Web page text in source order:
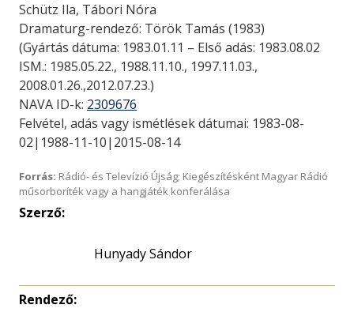
Schütz Ila, Tábori Nóra
Dramaturg-rendező: Török Tamás (1983)
(Gyártás dátuma: 1983.01.11 – Első adás: 1983.08.02
ISM.: 1985.05.22., 1988.11.10., 1997.11.03.,
2008.01.26.,2012.07.23.)
NAVA ID-k: 2309676
Felvétel, adás vagy ismétlések dátumai: 1983-08-
02|1988-11-10|2015-08-14
Forrás: Rádió- és Televízió Újság; Kiegészítésként Magyar Rádió
műsorboríték vagy a hangjáték konferálása
Szerző:
Hunyady Sándor
Rendező: